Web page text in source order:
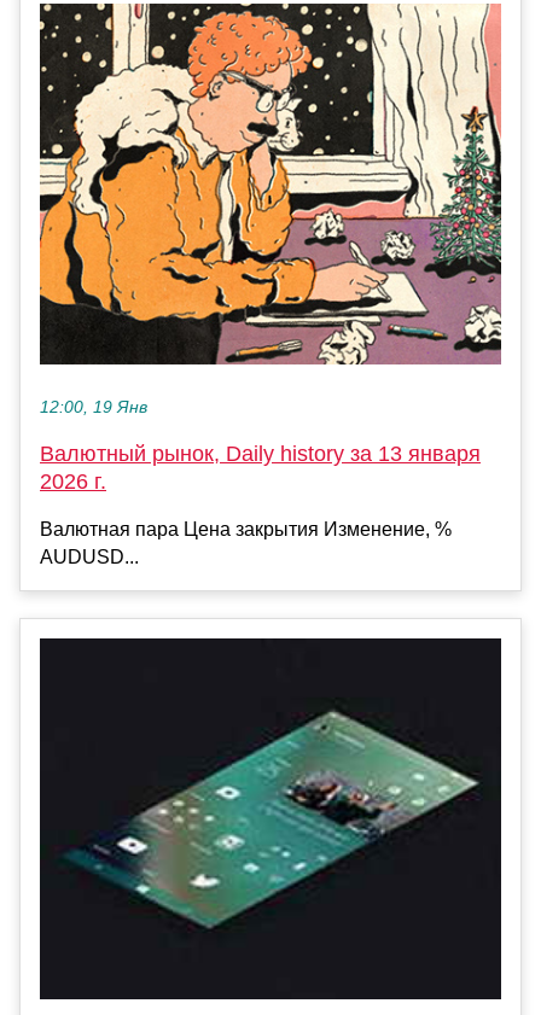
12:00, 19 Янв
Валютный рынок, Daily history за 13 января
2026 г.
Валютная пара Цена закрытия Изменение, %
AUDUSD...